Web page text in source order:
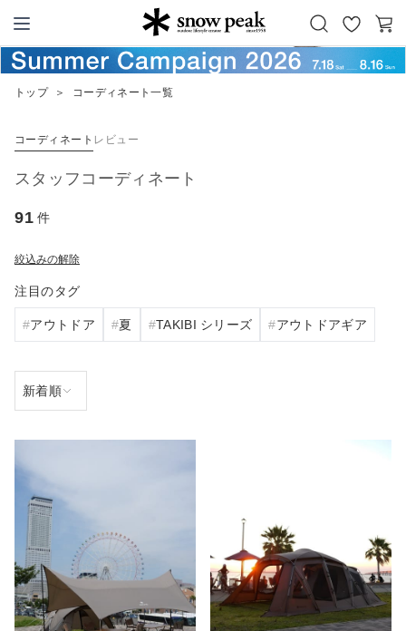
Snow Peak
お
気
カ
ー
トップ ＞ コーディネート一覧
コーディネート レビュー
スタッフコーディネート
91 件
絞込みの解除
注目のタグ
アウトドア 夏 TAKIBI シリーズ アウトドアギア